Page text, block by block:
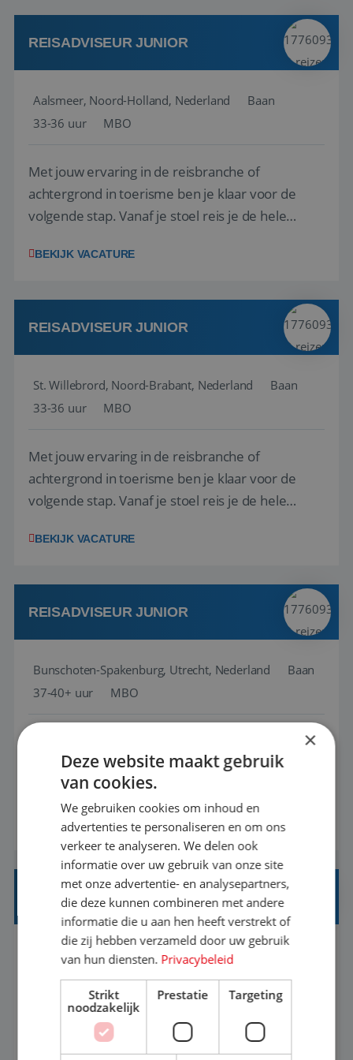
werken: of het nu gaat om vragen ...
REISADVISEUR JUNIOR
Aalsmeer, Noord-Holland, Nederland
Baan
33-36 uur
MBO
Met jouw ervaring in de reisbranche of
achtergrond in toerisme ben je klaar voor de
volgende stap. Vanaf je stoel reis je de hele
wensen van je team, je klant en wat er in de
klanten te overtuigen om die droomreis te
boeken! ...
BEKIJK VACATURE
REISADVISEUR JUNIOR
St. Willebrord, Noord-Brabant, Nederland
Baan
33-36 uur
MBO
Met jouw ervaring in de reisbranche of
achtergrond in toerisme ben je klaar voor de
volgende stap. Vanaf je stoel reis je de hele
wensen van je team, je klant en wat er in de
klanten te overtuigen om die droomreis te
boeken! ...
BEKIJK VACATURE
REISADVISEUR JUNIOR
Bunschoten-Spakenburg, Utrecht, Nederland
Baan
37-40+ uur
MBO
achtergrond in toerisme ben je klaar voor de
volgende stap. Vanaf je stoel reis je de hele
wereld over en speel je moeiteloos in op de
wensen van je team, je klant en wat er in de
reiswereld gebeurt. Met je enthousiasme weet je
klanten te overtuigen om die droomreis te
boeken! ...
BEKIJK VACATURE
REISADVISEUR ALLROUND
Aalsmeer, Noord-Holland, Nederland
33-36 uur
MBO
Een vakantie plannen is het leukste dat er is. Of
het nu voor jezelf is, of voor een ander: jij vindt
×
Deze website maakt gebruik
van cookies.
We gebruiken cookies om inhoud en
advertenties te personaliseren en om ons
verkeer te analyseren. We delen ook
informatie over uw gebruik van onze site
met onze advertentie- en analysepartners,
die deze kunnen combineren met andere
informatie die u aan hen heeft verstrekt of
die zij hebben verzameld door uw gebruik
van hun diensten. Privacybeleid
Strikt
noodzakelijk
Prestatie Targeting